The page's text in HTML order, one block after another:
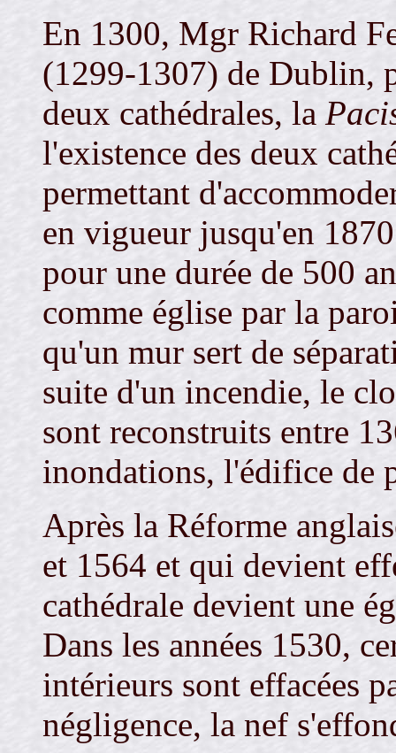
En 1300, Mgr Richard
(1299-1307) de Dublin,
deux cathédrales, la
l'existence des deux
permettant
en vigueur jusqu'en
pour une durée de 500
comme église par la
qu'un mur sert de
suite d'un incendie, le
sont reconstruits entre
inondations, l'édifice de
Après la Réforme
et 1564 et qui devient
cathédrale devient une
Dans les années 1530,
intérieurs sont effacées
négligence, la nef